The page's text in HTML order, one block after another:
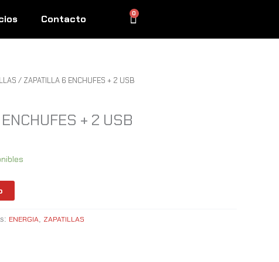
Contacto 0
Cart
/ ZAPATILLA 6 ENCHUFES + 2 USB
+ 2 USB
ENERGIA, ZAPATILLAS